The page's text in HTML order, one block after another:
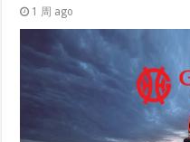
1 周 ago